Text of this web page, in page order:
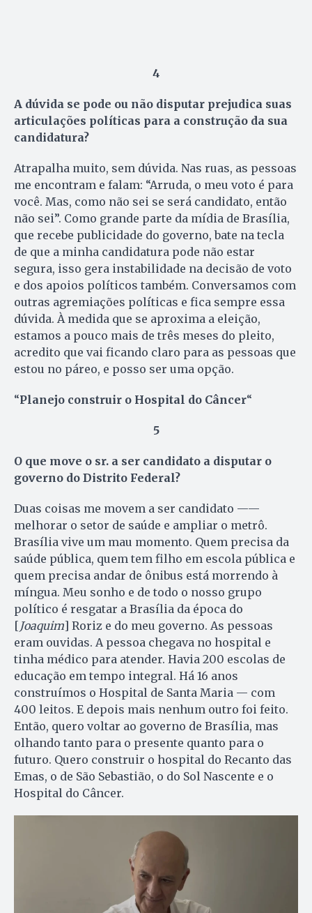
4
A dúvida se pode ou não disputar prejudica suas
articulações políticas para a construção da sua
candidatura?
Atrapalha muito, sem dúvida. Nas ruas, as pessoas
me encontram e falam: “Arruda, o meu voto é para
você. Mas, como não sei se será candidato, então
não sei”. Como grande parte da mídia de Brasília,
que recebe publicidade do governo, bate na tecla
de que a minha candidatura pode não estar
segura, isso gera instabilidade na decisão de voto
e dos apoios políticos também. Conversamos com
outras agremiações políticas e fica sempre essa
dúvida. À medida que se aproxima a eleição,
estamos a pouco mais de três meses do pleito,
acredito que vai ficando claro para as pessoas que
estou no páreo, e posso ser uma opção.
“Planejo construir o Hospital do Câncer“
5
O que move o sr. a ser candidato a disputar o
governo do Distrito Federal?
Duas coisas me movem a ser candidato ——
melhorar o setor de saúde e ampliar o metrô.
Brasília vive um mau momento. Quem precisa da
saúde pública, quem tem filho em escola pública e
quem precisa andar de ônibus está morrendo à
míngua. Meu sonho e de todo o nosso grupo
político é resgatar a Brasília da época do
[ Joaquim] Roriz e do meu governo. As pessoas
eram ouvidas. A pessoa chegava no hospital e
tinha médico para atender. Havia 200 escolas de
educação em tempo integral. Há 16 anos
construímos o Hospital de Santa Maria — com
400 leitos. E depois mais nenhum outro foi feito.
Então, quero voltar ao governo de Brasília, mas
olhando tanto para o presente quanto para o
futuro. Quero construir o hospital do Recanto das
Emas, o de São Sebastião, o do Sol Nascente e o
Hospital do Câncer.